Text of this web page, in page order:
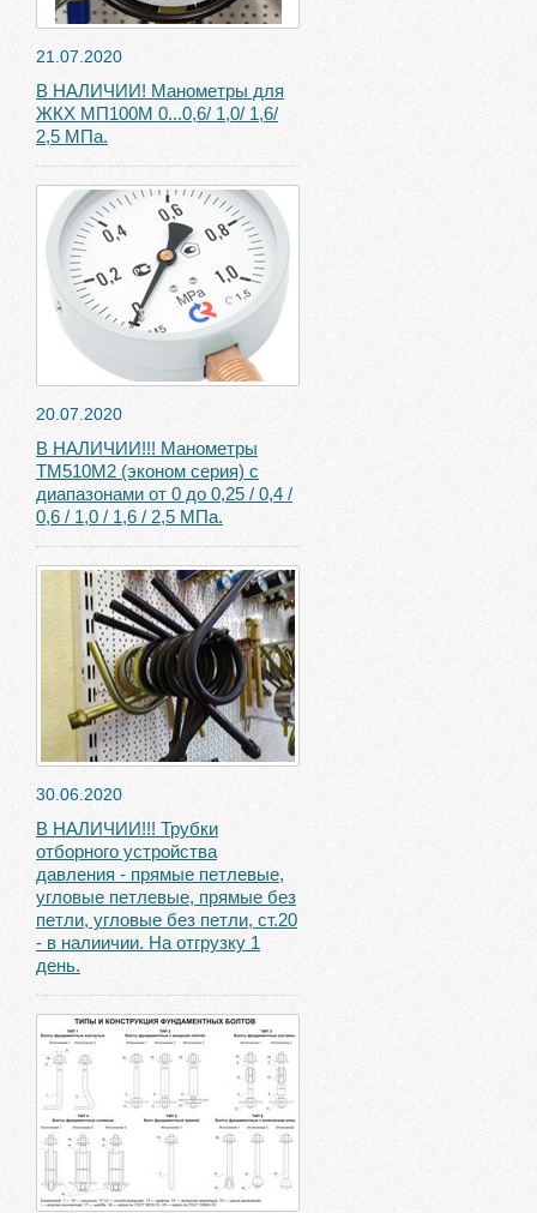
21.07.2020
В НАЛИЧИИ! Манометры для
ЖКХ МП100М 0...0,6/ 1,0/ 1,6/
2,5 МПа.
20.07.2020
В НАЛИЧИИ!!! Манометры
ТМ510М2 (эконом серия) с
диапазонами от 0 до 0,25 / 0,4 /
0,6 / 1,0 / 1,6 / 2,5 МПа.
30.06.2020
В НАЛИЧИИ!!! Трубки
отборного устройства
давления - прямые петлевые,
угловые петлевые, прямые без
петли, угловые без петли, ст.20
- в налиичии. На отгрузку 1
день.